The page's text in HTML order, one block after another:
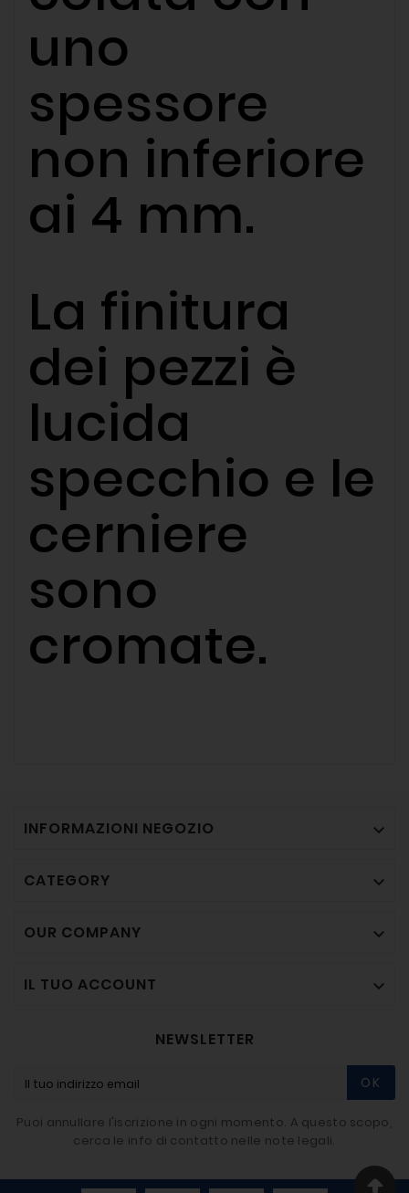
uno
spessore
non inferiore
ai 4 mm.
La finitura
dei pezzi è
lucida
specchio e le
cerniere
sono
cromate.
INFORMAZIONI NEGOZIO 
CATEGORY 
OUR COMPANY 
IL TUO ACCOUNT 
NEWSLETTER
OK
Puoi annullare l'iscrizione in ogni momento. A questo scopo,
cerca le info di contatto nelle note legali.